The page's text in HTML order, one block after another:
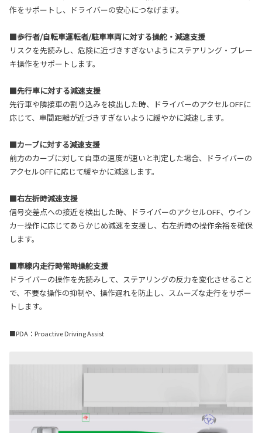
作をサポートし、ドライバーの安心につなげます。
■歩行者/自転車運転者/駐車車両に対する操舵・減速支援
リスクを先読みし、危険に近づきすぎないようにステアリング・ブレー
キ操作をサポートします。
■先行車に対する減速支援
先行車や隣接車の割り込みを検出した時、ドライバーのアクセルOFFに
応じて、車間距離が近づきすぎないように緩やかに減速します。
■カーブに対する減速支援
前方のカーブに対して自車の速度が速いと判定した場合、ドライバーの
アクセルOFFに応じて緩やかに減速します。
■右左折時減速支援
信号交差点への接近を検出した時、ドライバーのアクセルOFF、ウイン
カー操作に応じてあらかじめ減速を支援し、右左折時の操作余裕を確保
します。
■車線内走行時常時操舵支援
ドライバーの操作を先読みして、ステアリングの反力を変化させること
で、不要な操作の抑制や、操作遅れを防止し、スムーズな走行をサポー
トします。
■PDA：Proactive Driving Assist